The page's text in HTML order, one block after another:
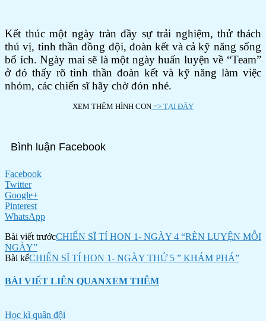
Kết thúc một ngày tràn đầy sự trải nghiệm, thử thách
thú vị, tinh thần đồng đội, đoàn kết và cả kỹ năng sống
bổ ích. Ngày mai sẽ là một ngày huấn luyện về “Team”
ở đó thấy rõ tinh thần đoàn kết và kỹ năng làm việc
nhóm, các chiến sĩ hãy chờ đón nhé.
XEM THÊM HÌNH CON => TẠI ĐÂY
Bình luận Facebook
Facebook
Twitter
Google+
Pinterest
WhatsApp
Bài viết trướcCHIẾN SĨ TÍ HON 1- NGÀY 4 “RÈN LUYỆN MỖI
NGÀY”
Bài kếCHIẾN SĨ TÍ HON 1- NGÀY THỨ 5 ” KHÁM PHÁ”
BÀI VIẾT LIÊN QUANXEM THÊM
Học kì quân đội